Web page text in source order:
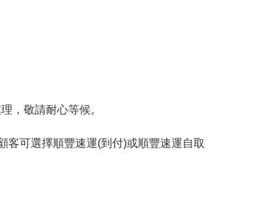
，敬請耐心等候。
可選擇順豐速運(到付)或順豐速運自取